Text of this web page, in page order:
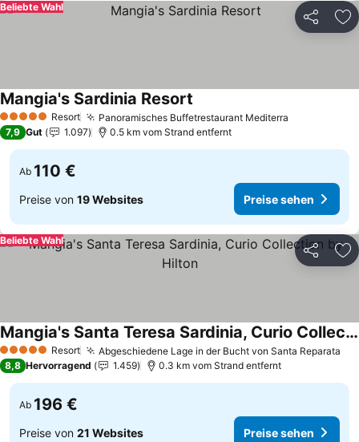
Teilen
Beliebte Wahl
5 Sterne Resort Panoramisches Buffetrestaurant Mediterra
Mangia's Sardinia Resort
7,9 Gut 1.097 0.5 km vom Strand entfernt
Ab 110 €
Preise von 19 Websites Preise sehen
Teilen
Beliebte Wahl
5 Sterne Resort Abgeschiedene Lage in der Bucht von Santa Reparata
Mangia's Santa Teresa Sardinia, Curio Collection by Hilton
8,8 Hervorragend 1.459 0.3 km vom Strand entfernt
Ab 196 €
Preise von 21 Websites Preise sehen